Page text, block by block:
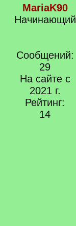
MariaK90
Начинающий
Сообщений:
29
На сайте с
2021 г.
Рейтинг:
14